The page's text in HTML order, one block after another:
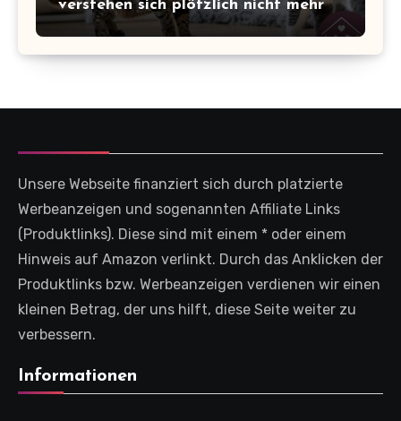
verstehen sich plötzlich nicht mehr
Unsere Webseite finanziert sich durch platzierte
Werbeanzeigen und sogenannten Affiliate Links
(Produktlinks). Diese sind mit einem * oder einem
Hinweis auf Amazon verlinkt. Durch das Anklicken der
Produktlinks bzw. Werbeanzeigen verdienen wir einen
kleinen Betrag, der uns hilft, diese Seite weiter zu
verbessern.
Informationen